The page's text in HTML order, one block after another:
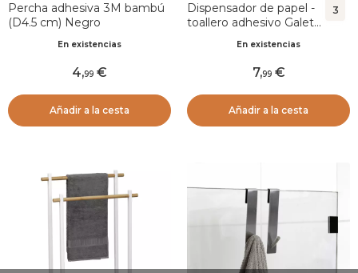
3
Percha adhesiva 3M bambú
(D4.5 cm) Negro
En existencias
4,99
Añadir a la cesta
Dispensador de papel -
toallero adhesivo Galet
En existencias
7,99
Añadir a la cesta